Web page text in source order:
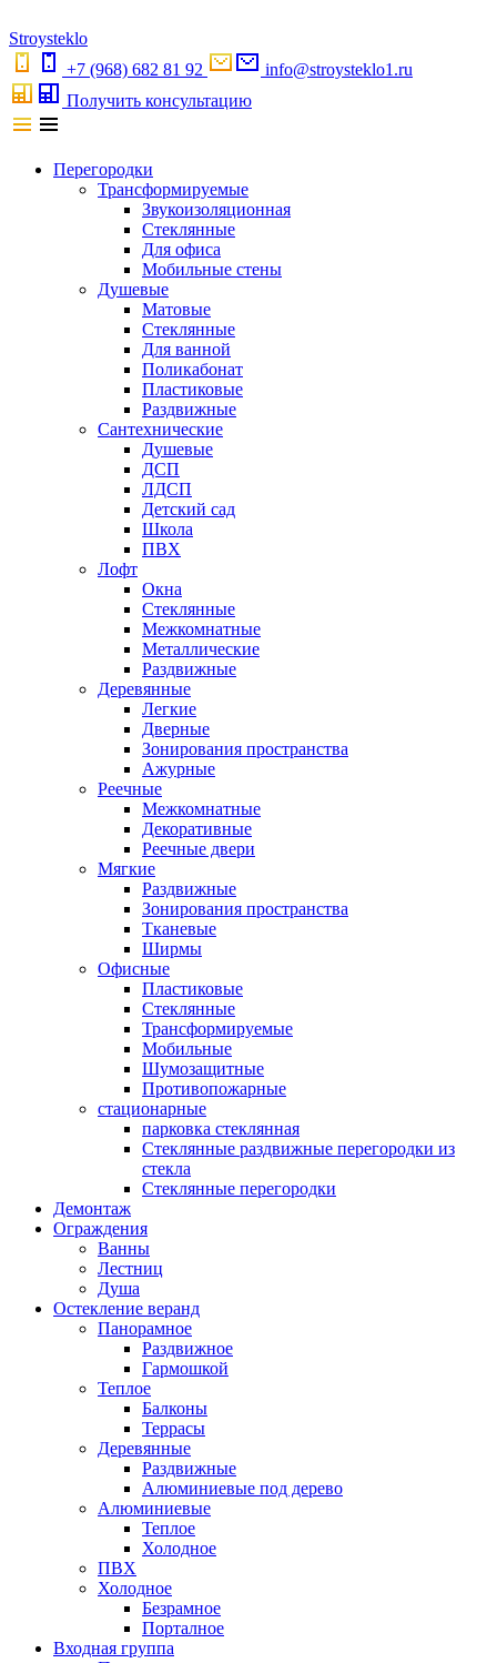
Stroysteklo
+7 (968) 682 81 92
info@stroysteklo1.ru
Получить консультацию
Перегородки
Трансформируемые
Звукоизоляционная
Стеклянные
Для офиса
Мобильные стены
Душевые
Матовые
Стеклянные
Для ванной
Поликабонат
Пластиковые
Раздвижные
Сантехнические
Душевые
ДСП
ЛДСП
Детский сад
Школа
ПВХ
Лофт
Окна
Стеклянные
Межкомнатные
Металлические
Раздвижные
Деревянные
Легкие
Дверные
Зонирования пространства
Ажурные
Реечные
Межкомнатные
Декоративные
Реечные двери
Мягкие
Раздвижные
Зонирования пространства
Тканевые
Ширмы
Офисные
Пластиковые
Стеклянные
Трансформируемые
Мобильные
Шумозащитные
Противопожарные
стационарные
парковка стеклянная
Стеклянные раздвижные перегородки из
стекла
Стеклянные перегородки
Демонтаж
Ограждения
Ванны
Лестниц
Душа
Остекление веранд
Панорамное
Раздвижное
Гармошкой
Теплое
Балконы
Террасы
Деревянные
Раздвижные
Алюминиевые под дерево
Алюминиевые
Теплое
Холодное
ПВХ
Холодное
Безрамное
Порталное
Входная группа